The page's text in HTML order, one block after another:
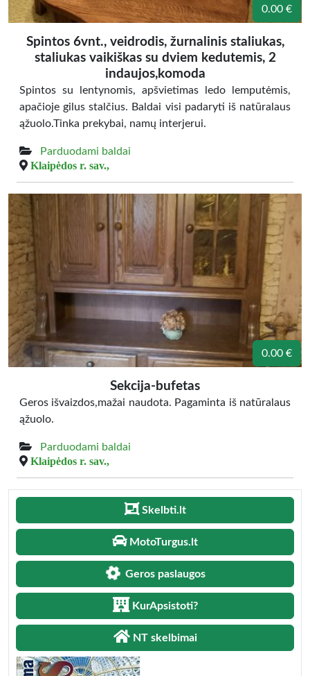
0.00 €
Spintos 6vnt., veidrodis, žurnalinis staliukas,
staliukas vaikiškas su dviem kedutemis, 2
indaujos,komoda
Spintos su lentynomis, apšvietimas ledo lemputėmis,
apačioje gilus stalčius. Baldai visi padaryti iš natūralaus
ąžuolo.Tinka prekybai, namų interjerui.
Parduodami baldai
Klaipėdos r. sav.,
0.00 €
Sekcija-bufetas
Geros išvaizdos,mažai naudota. Pagaminta iš natūralaus
ąžuolo.
Parduodami baldai
Klaipėdos r. sav.,
Skelbti.lt
MotoTurgus.lt
Geros paslaugos
KurApsistoti?
NT skelbimai